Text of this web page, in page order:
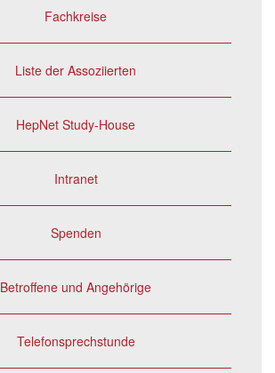
Fachkreise
Liste der Assoziierten
HepNet Study-House
Intranet
Spenden
Betroffene und Angehörige
Telefonsprechstunde